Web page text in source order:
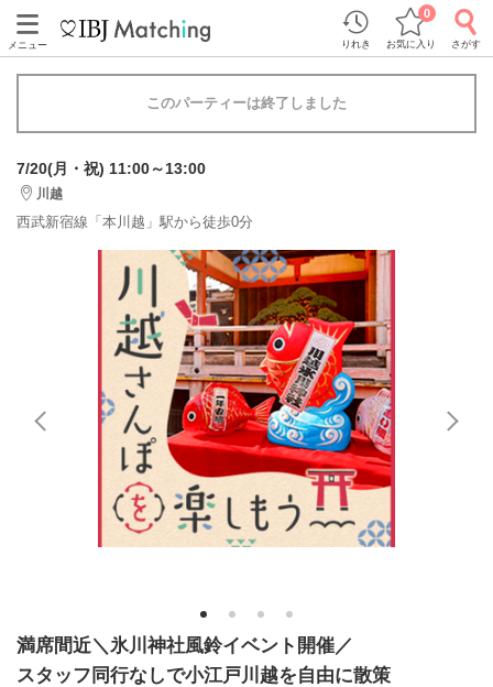
メニュー りれき お気に入り
0
さがす
このパーティーは終了しました
7/20(月・祝) 11:00～13:00
川越
西武新宿線「本川越」駅から徒歩0分
1 2 3 4
満席間近＼氷川神社風鈴イベント開催／
スタッフ同行なしで小江戸川越を自由に散策